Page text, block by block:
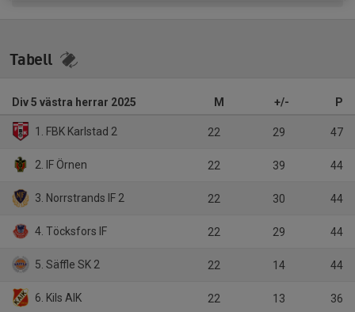
Tabell
Div 5 västra herrar 2025 M +/- P
1. FBK Karlstad 2 22 29 47
2. IF Örnen 22 39 44
3. Norrstrands IF 2 22 30 44
4. Töcksfors IF 22 29 44
5. Säffle SK 2 22 14 44
6. Kils AIK 22 13 36